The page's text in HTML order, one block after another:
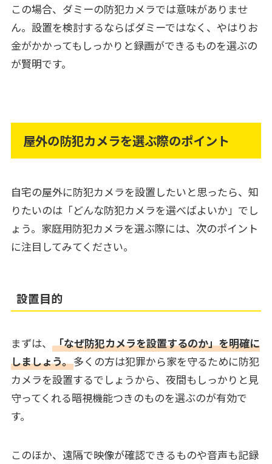
この場合、ダミーの防犯カメラでは意味がありませ
ん。設置を検討するならばダミーではなく、やはりお
金がかかってもしっかりと録画ができるものを選ぶの
が賢明です。
屋外の防犯カメラを選ぶ際のポイント
自宅の屋外に防犯カメラを設置したいと思ったら、知
りたいのは「どんな防犯カメラを選べばよいか」でし
ょう。家庭用防犯カメラを選ぶ際には、次のポイント
に注目してみてください。
設置目的
まずは、 「なぜ防犯カメラを設置するのか」を明確に
しましょう。多くの方は犯罪から家を守るために防犯
カメラを設置するでしょうから、夜間もしっかりと見
守ってくれる暗視機能つきのものを選ぶのが有効で
す。
このほか、遠隔で映像が確認できるものや音声も記録